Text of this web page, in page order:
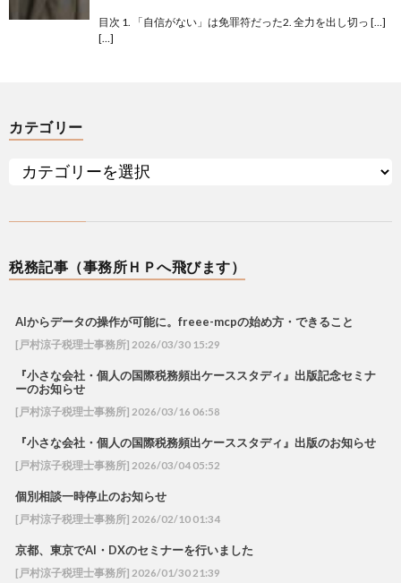
目次 1. 「自信がない」は免罪符だった2. 全力を出し切っ […]
[…]
カテゴリー
税務記事（事務所ＨＰへ飛びます）
AIからデータの操作が可能に。freee-mcpの始め方・できること
[戸村涼子税理士事務所] 2026/03/30 15:29
『小さな会社・個人の国際税務頻出ケーススタディ』出版記念セミナ
ーのお知らせ
[戸村涼子税理士事務所] 2026/03/16 06:58
『小さな会社・個人の国際税務頻出ケーススタディ』出版のお知らせ
[戸村涼子税理士事務所] 2026/03/04 05:52
個別相談一時停止のお知らせ
[戸村涼子税理士事務所] 2026/02/10 01:34
京都、東京でAI・DXのセミナーを行いました
[戸村涼子税理士事務所] 2026/01/30 21:39